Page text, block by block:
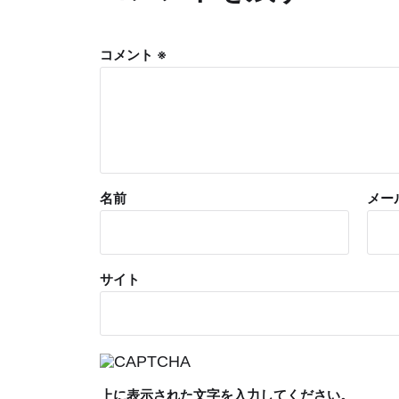
コメント ※
名前 メー
サイト
上に表示された文字を入力してください。